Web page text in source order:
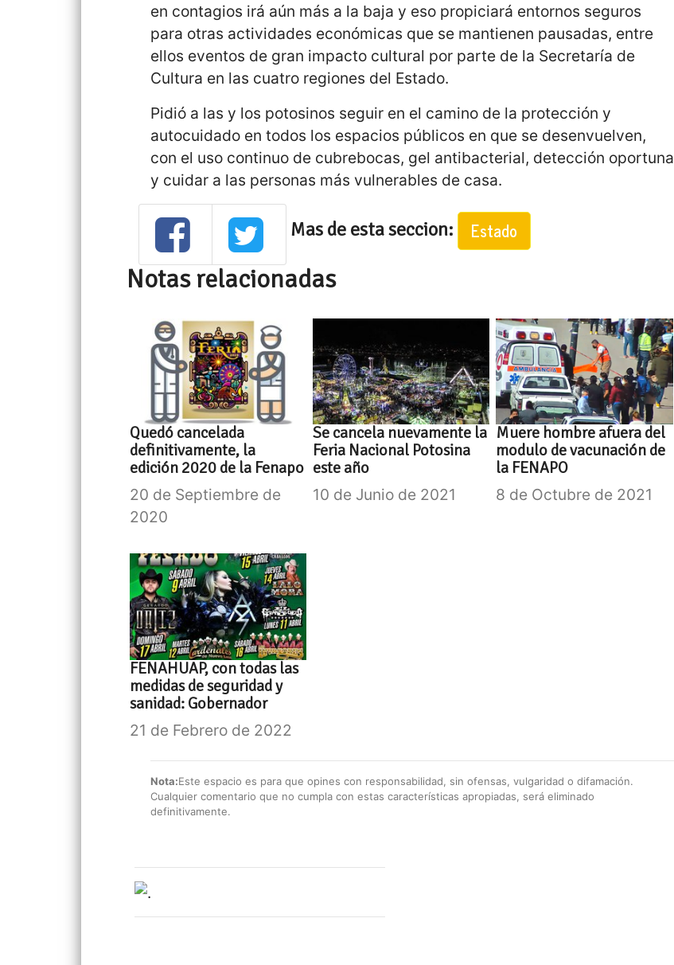
en contagios irá aún más a la baja y eso propiciará entornos seguros
para otras actividades económicas que se mantienen pausadas, entre
ellos eventos de gran impacto cultural por parte de la Secretaría de
Cultura en las cuatro regiones del Estado.
Pidió a las y los potosinos seguir en el camino de la protección y
autocuidado en todos los espacios públicos en que se desenvuelven,
con el uso continuo de cubrebocas, gel antibacterial, detección oportuna
y cuidar a las personas más vulnerables de casa.
Mas de esta seccion: Estado
Notas relacionadas
Quedó cancelada
definitivamente, la
edición 2020 de la Fenapo
20 de Septiembre de
2020
Se cancela nuevamente la
Feria Nacional Potosina
este año
10 de Junio de 2021
Muere hombre afuera del
modulo de vacunación de
la FENAPO
8 de Octubre de 2021
FENAHUAP, con todas las
medidas de seguridad y
sanidad: Gobernador
21 de Febrero de 2022
Nota:Este espacio es para que opines con responsabilidad, sin ofensas, vulgaridad o difamación.
Cualquier comentario que no cumpla con estas características apropiadas, será eliminado
definitivamente.